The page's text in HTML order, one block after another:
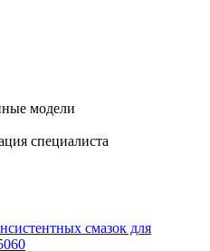
модели
специалиста